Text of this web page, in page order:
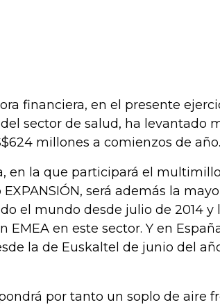
financiera, en el presente
sector de salud, ha levantado
millones a comienzos de año.
en la que participará el
será además la
el mundo desde julio de 2014 y
en este sector. Y en
la de Euskaltel de junio del
por tanto un soplo de aire